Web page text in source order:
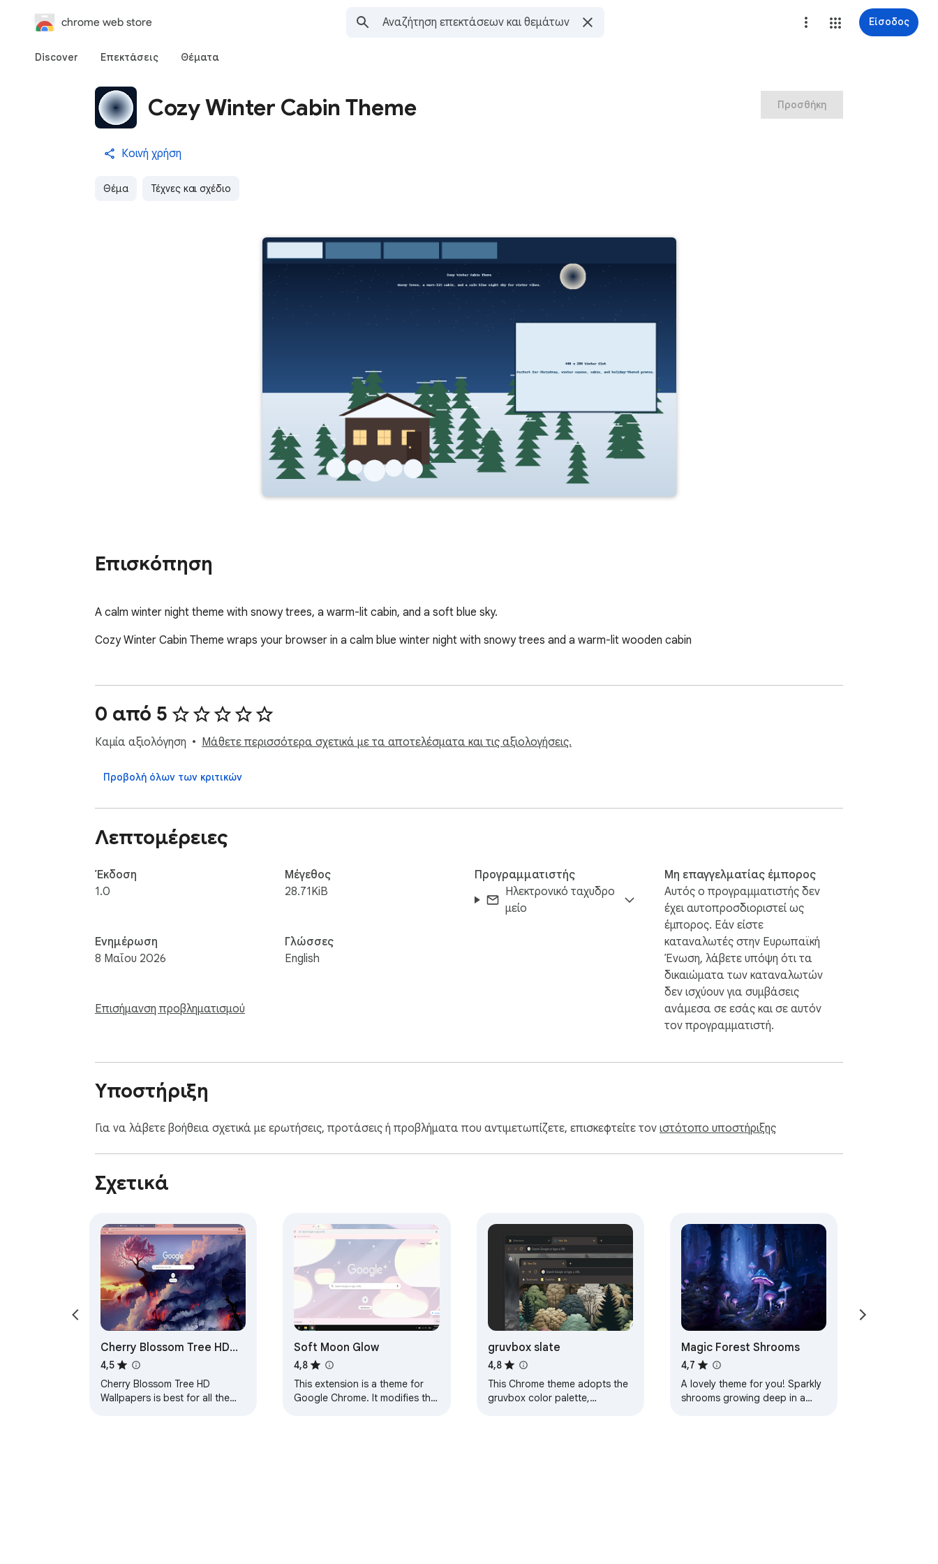
chrome web store Είσοδος
Discover Επεκτάσεις Θέματα
Cozy Winter Cabin Theme
Κοινή χρήση
Θέμα Τέχνες και σχέδιο
Προσθήκη
Επισκόπηση
A calm winter night theme with snowy trees, a warm-lit cabin, and a soft blue sky.
Cozy Winter Cabin Theme wraps your browser in a calm blue winter night with snowy trees and a warm-lit wooden cabin
0 από 5
Καμία αξιολόγηση Μάθετε περισσότερα σχετικά με τα αποτελέσματα και τις αξιολογήσεις.
Προβολή όλων των κριτικών
Λεπτομέρειες
Έκδοση
1.0
Ενημέρωση
8 Μαΐου 2026
Επισήμανση προβληματισμού
Μέγεθος
28.71KiB
Γλώσσες
English
Προγραμματιστής
Ηλεκτρονικό ταχυδρο
μείο
Μη επαγγελματίας έμπορος
Αυτός ο προγραμματιστής δεν
έχει αυτοπροσδιοριστεί ως
έμπορος. Εάν είστε
καταναλωτές στην Ευρωπαϊκή
Ένωση, λάβετε υπόψη ότι τα
δικαιώματα των καταναλωτών
δεν ισχύουν για συμβάσεις
ανάμεσα σε εσάς και σε αυτόν
τον προγραμματιστή.
Υποστήριξη
Για να λάβετε βοήθεια σχετικά με ερωτήσεις, προτάσεις ή προβλήματα που αντιμετωπίζετε, επισκεφτείτε τον ιστότοπο υποστήριξης
Σχετικά
Cherry Blossom Tree HD
Wallpapers Theme
4,5
Cherry Blossom Tree HD
Wallpapers is best for all the
Soft Moon Glow
4,8
This extension is a theme for
Google Chrome. It modifies the
gruvbox slate
4,8
This Chrome theme adopts the
gruvbox color palette,
Magic Forest Shrooms
4,7
A lovely theme for you! Sparkly
shrooms growing deep in a